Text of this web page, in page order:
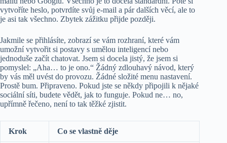
vytvoříte heslo, potvrdíte svůj e-mail a pár dalších věcí, ale to
je asi tak všechno. Zbytek zážitku přijde později.
Jakmile se přihlásíte, zobrazí se vám rozhraní, které vám
umožní vytvořit si postavy s umělou inteligencí nebo
jednoduše začít chatovat. Jsem si docela jistý, že jsem si
pomyslel: „Aha… to je ono.“ Žádný zdlouhavý návod, který
by vás měl uvést do provozu. Žádné složité menu nastavení.
Prostě bum. Připraveno. Pokud jste se někdy připojili k nějaké
sociální síti, budete vědět, jak to funguje. Pokud ne… no,
upřímně řečeno, není to tak těžké zjistit.
Krok Co se vlastně děje